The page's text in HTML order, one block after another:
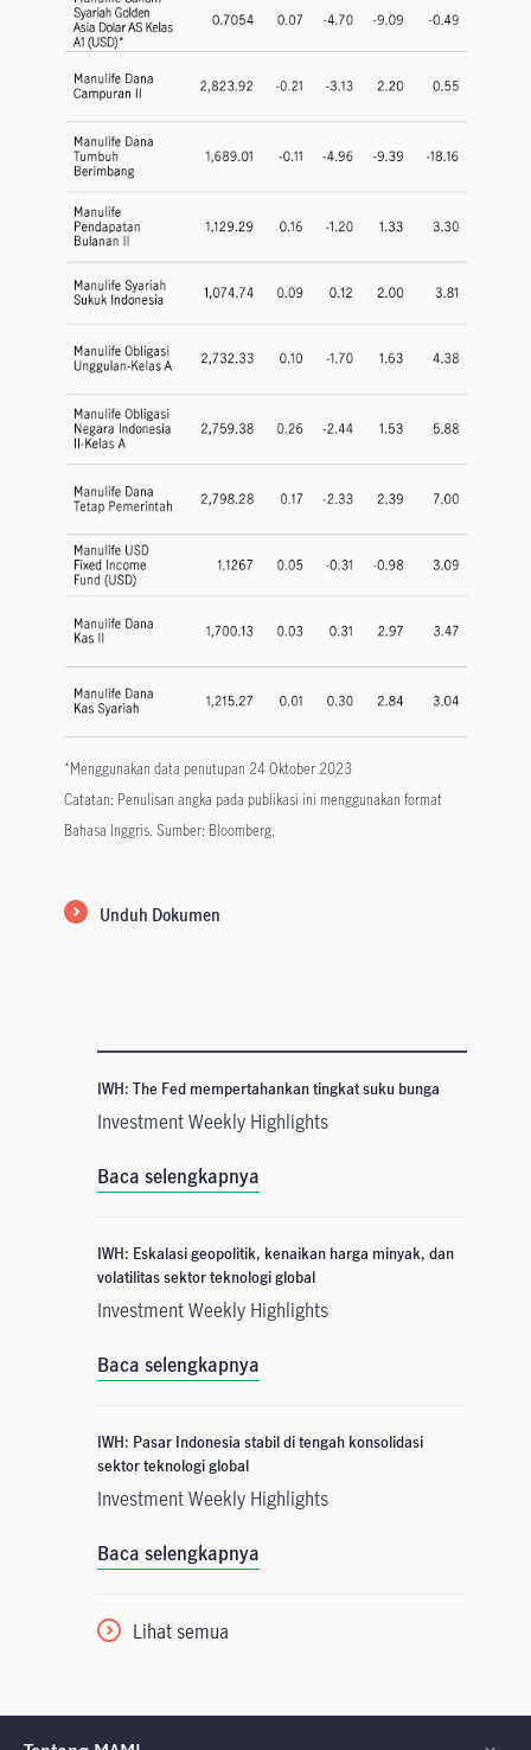
*Menggunakan data penutupan 24 Oktober 2023
Catatan: Penulisan angka pada publikasi ini menggunakan format
Bahasa Inggris. Sumber: Bloomberg.
Unduh Dokumen
IWH: The Fed mempertahankan tingkat suku bunga
Investment Weekly Highlights
Baca selengkapnya
IWH: Eskalasi geopolitik, kenaikan harga minyak, dan
volatilitas sektor teknologi global
Investment Weekly Highlights
Baca selengkapnya
IWH: Pasar Indonesia stabil di tengah konsolidasi
sektor teknologi global
Investment Weekly Highlights
Baca selengkapnya
Lihat semua